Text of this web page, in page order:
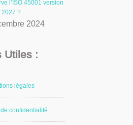
l’ISO 45001 version
2027 ?
2024
Utiles :
légales
confidentialité